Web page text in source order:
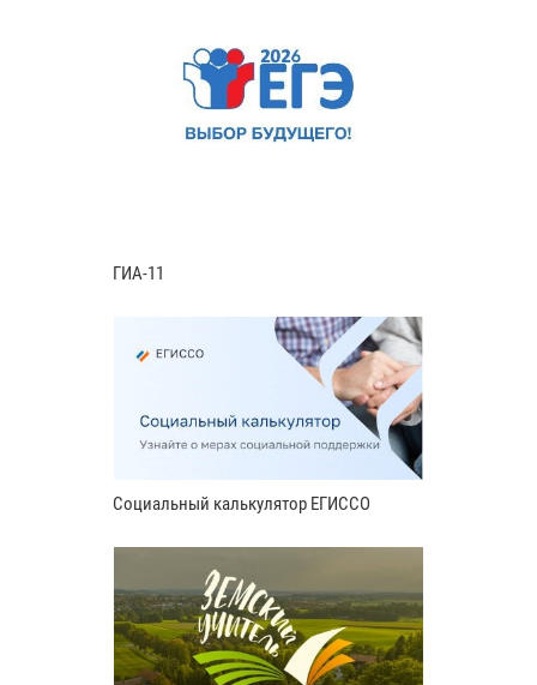
ГИА-11
Социальный калькулятор ЕГИССО